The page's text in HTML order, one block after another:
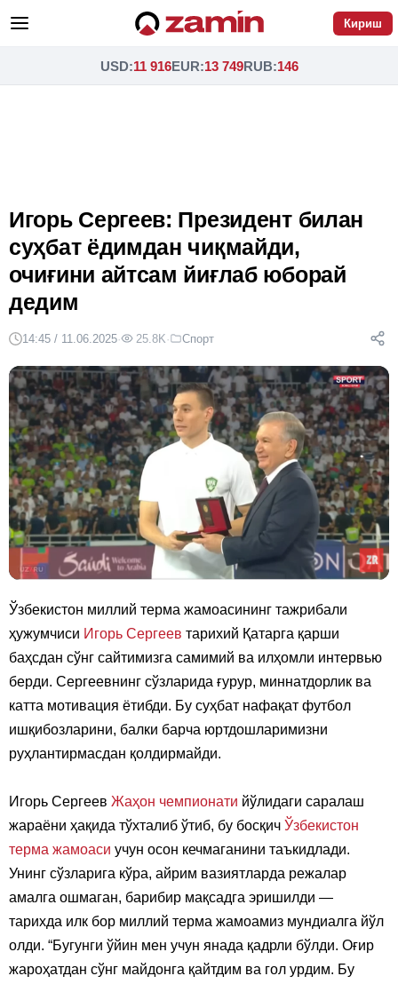
Кириш
USD:11 916EUR:13 749RUB:146
Игорь Сергеев: Президент билан
суҳбат ёдимдан чиқмайди,
очиғини айтсам йиғлаб юборай
дедим
14:45 / 11.06.2025· 25.8K· Спорт
Ўзбекистон миллий терма жамоасининг тажрибали
ҳужумчиси Игорь Сергеев тарихий Қатарга қарши
баҳсдан сўнг сайтимизга самимий ва илҳомли интервью
берди. Сергеевнинг сўзларида ғурур, миннатдорлик ва
катта мотивация ётибди. Бу суҳбат нафақат футбол
ишқибозларини, балки барча юртдошларимизни
руҳлантирмасдан қолдирмайди.
Игорь Сергеев Жаҳон чемпионати йўлидаги саралаш
жараёни ҳақида тўхталиб ўтиб, бу босқич Ўзбекистон
терма жамоаси учун осон кечмаганини таъкидлади.
Унинг сўзларига кўра, айрим вазиятларда режалар
амалга ошмаган, барибир мақсадга эришилди —
тарихда илк бор миллий терма жамоамиз мундиалга йўл
олди. “Бугунги ўйин мен учун янада қадрли бўлди. Оғир
жароҳатдан сўнг майдонга қайтдим ва гол урдим. Бу